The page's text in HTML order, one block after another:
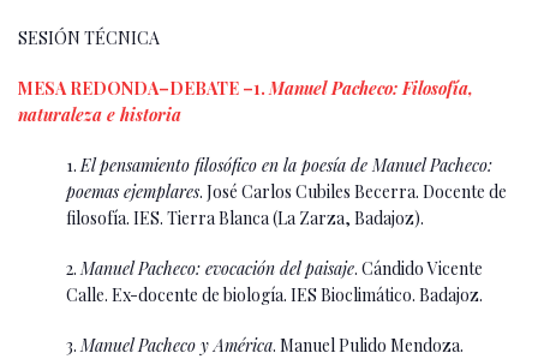
SESIÓN TÉCNICA
MESA REDONDA–DEBATE –1.Manuel Pacheco: Filosofía,
naturaleza e historia
1.El pensamiento filosófico en la poesía de Manuel Pacheco:
poemas ejemplares. José Carlos Cubiles Becerra. Docente de
filosofía. IES. Tierra Blanca (La Zarza, Badajoz).
2.Manuel Pacheco: evocación del paisaje. Cándido Vicente
Calle. Ex-docente de biología. IES Bioclimático. Badajoz.
3.Manuel Pacheco y América. Manuel Pulido Mendoza.